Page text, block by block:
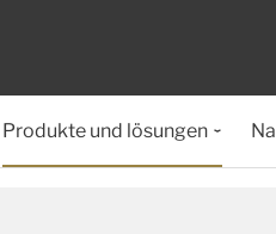
Produkte und lösungen